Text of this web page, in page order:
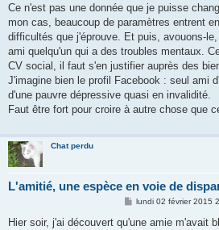
Ce n'est pas une donnée que je puisse
mon cas, beaucoup de paramètres entrent
difficultés que j'éprouve. Et puis, avouons-
ami quelqu'un qui a des troubles mentaux.
CV social, il faut s'en justifier auprès des
J'imagine bien le profil Facebook : seul ami
d'une pauvre dépressive quasi en invalidité.
Faut être fort pour croire à autre chose que
Chat perdu
L'amitié, une espèce en voie de
M
s
lundi 02 février 2015
Hier soir, j'ai découvert qu'une amie m'avait